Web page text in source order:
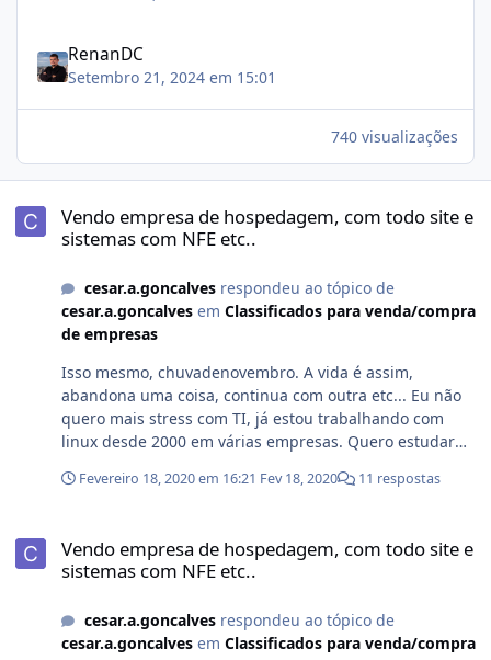
RenanDC
Setembro 21, 2024 em 15:01
740 visualizações
Vendo empresa de hospedagem, com todo site e
sistemas com NFE etc..
cesar.a.goncalvesrespondeu ao tópico de
cesar.a.goncalves em Classificados para venda/compra
de empresas
Isso mesmo, chuvadenovembro. A vida é assim,
abandona uma coisa, continua com outra etc... Eu não
quero mais stress com TI, já estou trabalhando com
linux desde 2000 em várias empresas. Quero estudar
quero sair do Brasil e estudar medicina/neurociência.
Fevereiro 18, 2020 em 16:21 Fev 18, 2020 11 respostas
Vendo empresa de hospedagem, com todo site e
sistemas com NFE etc..
cesar.a.goncalvesrespondeu ao tópico de
cesar.a.goncalves em Classificados para venda/compra